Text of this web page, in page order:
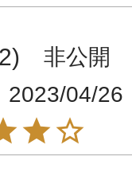
2
非公開
2023/04/26